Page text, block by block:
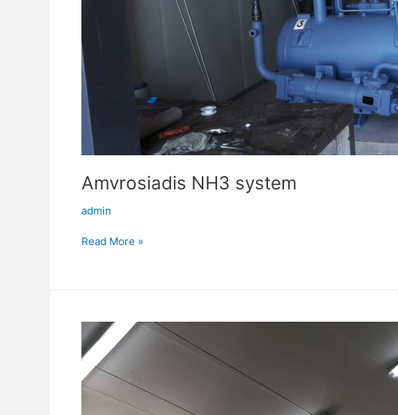
Amvrosiadis NH3 system
admin
Read More »
American
Farm
School
Thessaloniki
Greece